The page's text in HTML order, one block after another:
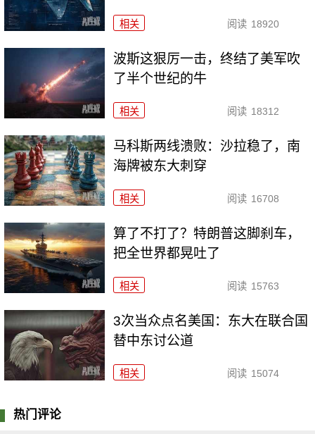
相关 阅读 18920
波斯这狠厉一击，终结了美军吹
了半个世纪的牛
相关 阅读 18312
马科斯两线溃败：沙拉稳了，南
海牌被东大刺穿
相关 阅读 16708
算了不打了？特朗普这脚刹车，
把全世界都晃吐了
相关 阅读 15763
3次当众点名美国：东大在联合国
替中东讨公道
相关 阅读 15074
热门评论